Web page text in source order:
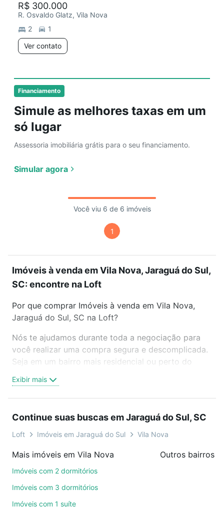
Financiamento
Simule as melhores taxas em um
só lugar
Assessoria imobiliária grátis para o seu financiamento.
Simular agora
R$ 300.000
R. Osvaldo Glatz, Vila Nova
2
1
Ver contato
Você viu 6 de 6 imóveis
1
Imóveis à venda em Vila Nova, Jaraguá do Sul,
SC: encontre na Loft
Por que comprar Imóveis à venda em Vila Nova,
Jaraguá do Sul, SC na Loft?
Nós te ajudamos durante toda a negociação para
você realizar uma compra segura e descomplicada.
Seja em um bairro mais residencial ou perto do
oferta ideal de Imóveis à venda em Vila Nova,
Jaraguá do Sul, SC para conquistar seu sonho.
é grátis, sem compromisso e você ainda conta com
mais de 46 mil corretores e imobiliárias te ajudando
Como escolher um imóvel?
Use barra de busca no topo para pesquisar por
também pode usar os filtros como quantidade de
Exibir mais
Continue suas buscas em Jaraguá do Sul, SC
Loft Imóveis em Jaraguá do Sul Vila Nova
Mais imóveis em Vila Nova
Imóveis com 2 dormitórios
Imóveis com 3 dormitórios
Imóveis com 1 suíte